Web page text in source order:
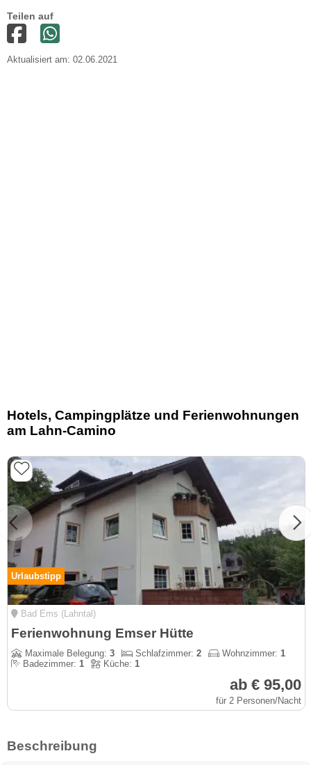
Teilen auf
Aktualisiert am: 02.06.2021
Hotels, Campingplätze und Ferienwohnungen
am Lahn-Camino
Urlaubstipp
Bad Ems (Lahntal)
Ferienwohnung Emser Hütte
Maximale Belegung: 3 Schlafzimmer: 2 Wohnzimmer: 1
Badezimmer: 1 Küche: 1
ab € 95,00
für 2 Personen/Nacht
Beschreibung